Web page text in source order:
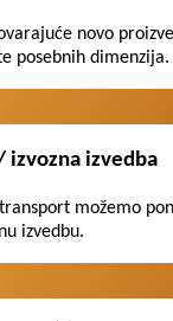
novo
posebnih dimenzija.
izvozna izvedba
možemo
izvedbu.